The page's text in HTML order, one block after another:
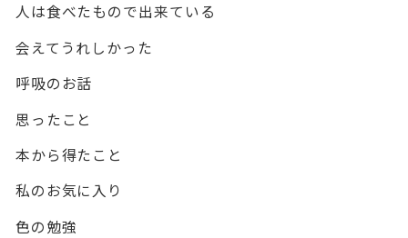
人は食べたもので出来ている
会えてうれしかった
呼吸のお話
思ったこと
本から得たこと
私のお気に入り
色の勉強